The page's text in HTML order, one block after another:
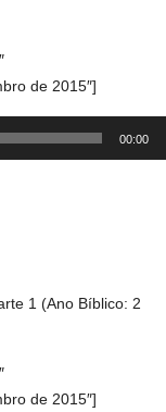
de 2015″]
00:00
1 (Ano Bíblico: 2
de 2015″]